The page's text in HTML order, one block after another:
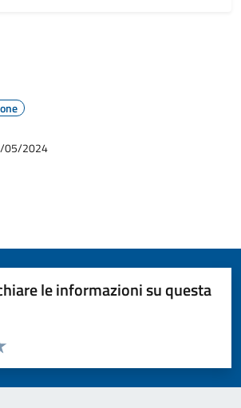
05/2024
le informazioni su questa
pagina
5 stelle su 5
4 stelle su 5
su 5
su 5